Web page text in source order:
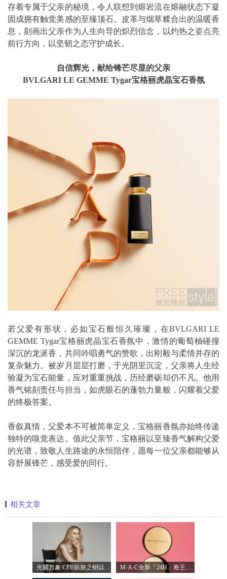
存着专属于父亲的秘境，令人联想到熔岩流在熔融状态下凝
固成拥有触觉美感的至臻顶石。皮革与烟草糅合出的温暖香
息，刻画出父亲作为人生向导的炽烈信念，以灼热之姿点亮
前行方向，以坚韧之态守护成长。
自信辉光， 献给锋芒尽显的父亲
BVLGARI LE GEMME Tygar宝格丽虎晶宝石香氛
若父爱有形状，必如宝石般恒久璀璨，在BVLGARI LE
GEMME Tygar宝格丽虎晶宝石香氛中，激情的葡萄柚碰撞
深沉的龙涎香，共同吟唱勇气的赞歌，出刚毅与柔情并存的
复杂魅力。被岁月层层打磨，于光阴里沉淀，父亲将人生经
验凝为宝石能量，应对重重挑战，历经磨砺却仍不凡。他用
香气铭刻责任与担当，如虎眼石的蓬勃力量般，闪耀着父爱
的终极答案。
香叙真情，父爱本不可被简单定义，宝格丽香氛亦始终传递
独特的嗅觉表达。值此父亲节，宝格丽以至臻香气解构父爱
的光谱，致敬人生路途的永恒陪伴，愿每一位父亲都能够从
容舒展锋芒，感受爱的同行。
相关文章
光耀万象 CPB肌肤之钥以镜头记录妮可·基 M·A·C全新「24H」卷王金气垫中国首发 实